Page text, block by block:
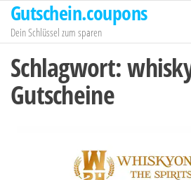
Zum
Inhalt
springen
Gutschein.coupons
Dein Schlüssel zum sparen
Schlagwort:
Gutscheine